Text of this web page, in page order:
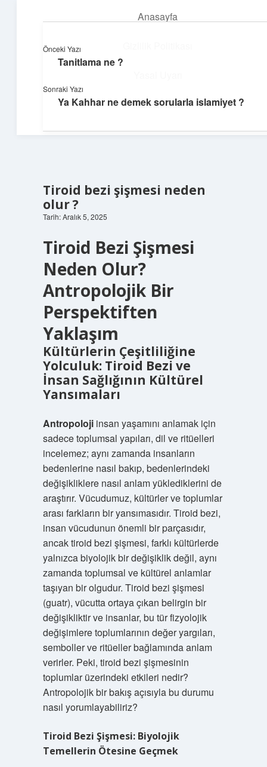
Anasayfa
Hakkımızda
Tiroid bezi şişmesi neden
olur ?
Tarih: Aralık 5, 2025
Tiroid Bezi Şişmesi
Neden Olur?
Antropolojik Bir
Perspektiften
Yaklaşım
Kültürlerin Çeşitliliğine
Yolculuk: Tiroid Bezi ve
İnsan Sağlığının Kültürel
Yansımaları
Antropolojiinsan yaşamını anlamak için
sadece toplumsal yapıları, dil ve ritüelleri
incelemez; aynı zamanda insanların
bedenlerine nasıl bakıp, bedenlerindeki
değişikliklere nasıl anlam yüklediklerini de
araştırır. Vücudumuz, kültürler ve toplumlar
arası farkların bir yansımasıdır. Tiroid bezi,
insan vücudunun önemli bir parçasıdır,
ancak tiroid bezi şişmesi, farklı kültürlerde
yalnızca biyolojik bir değişiklik değil, aynı
zamanda toplumsal ve kültürel anlamlar
taşıyan bir olgudur. Tiroid bezi şişmesi
(guatr), vücutta ortaya çıkan belirgin bir
değişikliktir ve insanlar, bu tür fizyolojik
değişimlere toplumlarının değer yargıları,
semboller ve ritüeller bağlamında anlam
verirler. Peki, tiroid bezi şişmesinin
toplumlar üzerindeki etkileri nedir?
Antropolojik bir bakış açısıyla bu durumu
nasıl yorumlayabiliriz?
Tiroid Bezi Şişmesi: Biyolojik
Temellerin Ötesine Geçmek
Önceki Yazı
Tanitlama ne ?
Sonraki Yazı
Ya Kahhar ne demek sorularla islamiyet ?